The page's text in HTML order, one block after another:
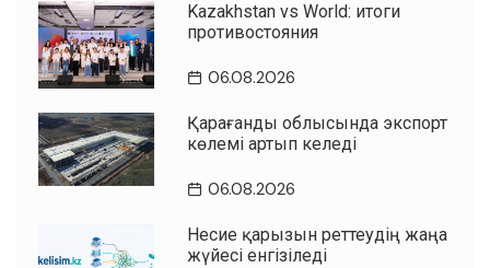
Kazakhstan vs World: итоги
противостояния
06.08.2026
Қарағанды облысында экспорт
көлемі артып келеді
06.08.2026
Несие қарызын реттеудің жаңа
жүйесі енгізіледі